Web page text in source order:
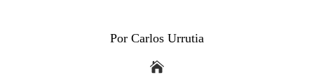
Por Carlos Urrutia